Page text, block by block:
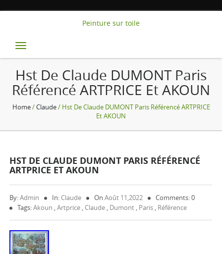
Peinture sur toile
Toggle
navigation
Hst De Claude DUMONT Paris
Référencé ARTPRICE Et AKOUN
Home/Claude/ Hst De Claude DUMONT Paris Référencé ARTPRICE
Et AKOUN
HST DE CLAUDE DUMONT PARIS RÉFÉRENCÉ
ARTPRICE ET AKOUN
By:Admin In: Claude OnAoût 11,2022
Comments: 0
Tags:Akoun ,Artprice , Claude , Dumont , Paris , Référence